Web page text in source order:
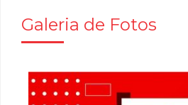
Galeria de Fotos